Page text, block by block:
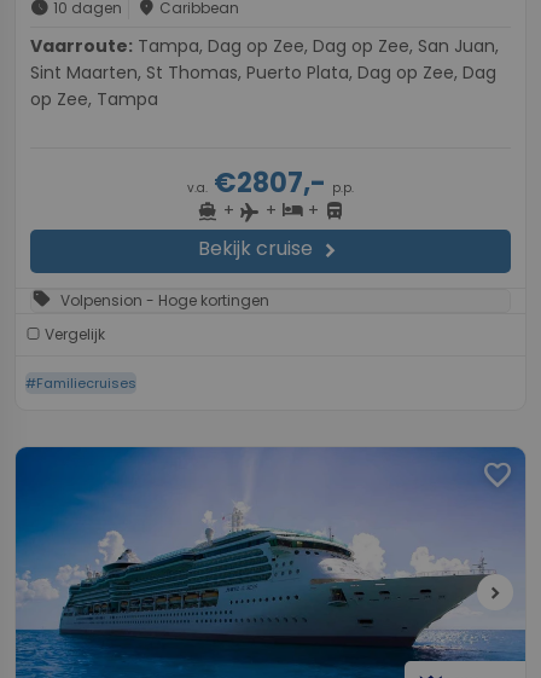
schedule 10 dagen place Caribbean
Vaarroute:
Sint Maarten, St Thomas, Puerto Plata, Dag op Zee, Dag
op Zee, Tampa
v.a. €2807,- p.p.
directions_boat + flight + hotel+ directions_bus
Bekijk cruise chevron_right
sell Volpension - Hoge kortingen
Vergelijk
#Familiecruises
favorite
chevron_right